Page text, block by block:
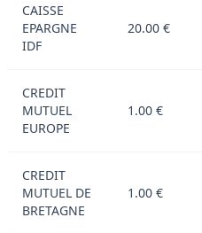
CAISSE
EPARGNE
IDF
20.00 €
CREDIT
MUTUEL
EUROPE
1.00 €
CREDIT
MUTUEL DE
BRETAGNE
1.00 €